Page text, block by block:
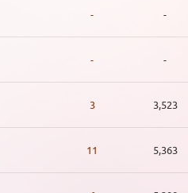
- -
- -
3 3,523
11 5,363